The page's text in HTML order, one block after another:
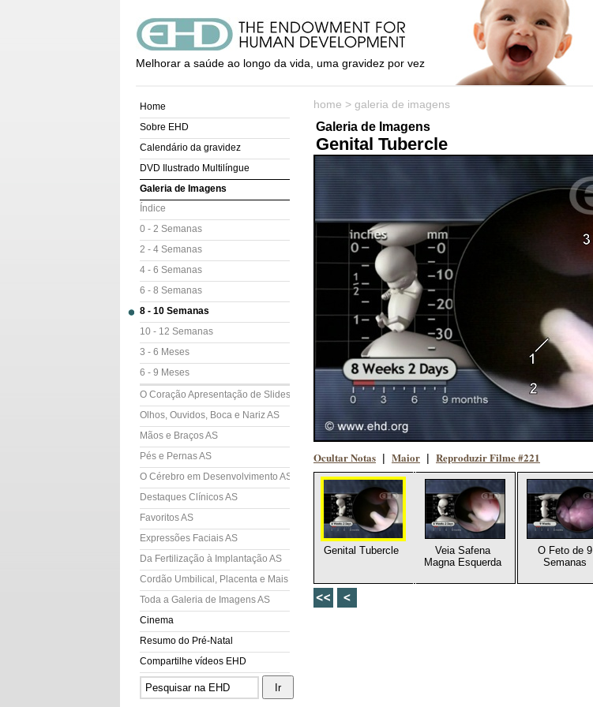
Melhorar a saúde ao longo da vida, uma gravidez por vez
Home
Sobre EHD
Calendário da gravidez
DVD Ilustrado Multilíngue
Galeria de Imagens
Índice
0 - 2 Semanas
2 - 4 Semanas
4 - 6 Semanas
6 - 8 Semanas
8 - 10 Semanas
10 - 12 Semanas
3 - 6 Meses
6 - 9 Meses
O Coração Apresentação de Slides (AS)
Olhos, Ouvidos, Boca e Nariz AS
Mãos e Braços AS
Pés e Pernas AS
O Cérebro em Desenvolvimento AS
Destaques Clínicos AS
Favoritos AS
Expressões Faciais AS
Da Fertilização à Implantação AS
Cordão Umbilical, Placenta e Mais AS
Toda a Galeria de Imagens AS
Cinema
Resumo do Pré-Natal
Compartilhe vídeos EHD
home > galeria de imagens
Galeria de Imagens
Genital Tubercle
Ocultar Notas | Maior | Reproduzir Filme #221
Genital Tubercle
Veia Safena
Magna Esquerda
O Feto de 9
Semanas